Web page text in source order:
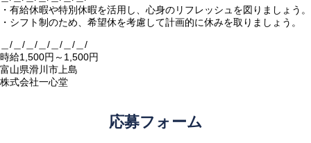
・有給休暇や特別休暇を活用し、心身のリフレッシュを図りましょう。
・シフト制のため、希望休を考慮して計画的に休みを取りましょう。
＿/＿/＿/＿/＿/＿/＿/
時給1,500円～1,500円
富山県滑川市上島
株式会社一心堂
応募フォーム